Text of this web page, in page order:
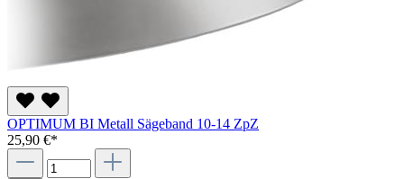
OPTIMUM BI Metall Sägeband 10-14 ZpZ
25,90 €*